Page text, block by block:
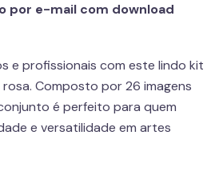
por e-mail com download
e profissionais com este lindo kit
Composto por 26 imagens
é perfeito para quem
e versatilidade em artes